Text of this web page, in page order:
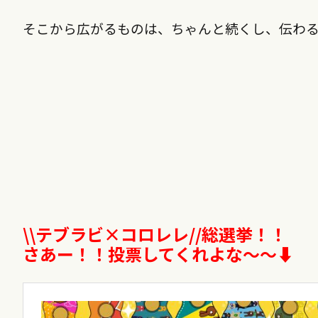
そこから広がるものは、ちゃんと続くし、伝わ
\\テブラビ× コロレレ//総選挙！！
さあー！！投票してくれよな〜〜⬇︎